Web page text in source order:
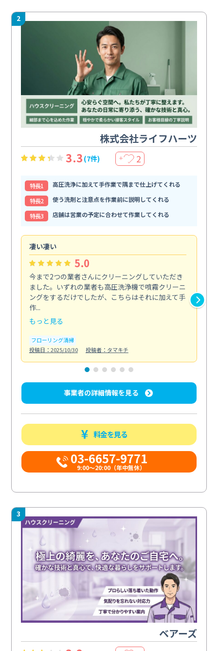
2
株式会社ライフハーツ
3.3 (7件) ＋ 2
特⻑1
高圧洗浄に加えて手作業で隅まで仕上げてくれる
特⻑2
使う洗剤と注意点を作業前に説明してくれる
特⻑3
店舗は営業の予定に合わせて作業してくれる
凄い凄い
5.0
今まで2つの業者さんにクリーニングしていただき
ました。いずれの業者も高圧洗浄機で噴霧クリーニ
ングをするだけでしたが、こちらはそれに加えて手
作...
もっと見る
フローリング清掃
投稿日：2025/10/30
投稿者：タマキチ
事業者の詳細情報を見る
料金を見る
03-6657-9771
9:00～20:00（年中無休）
3
ベアーズ